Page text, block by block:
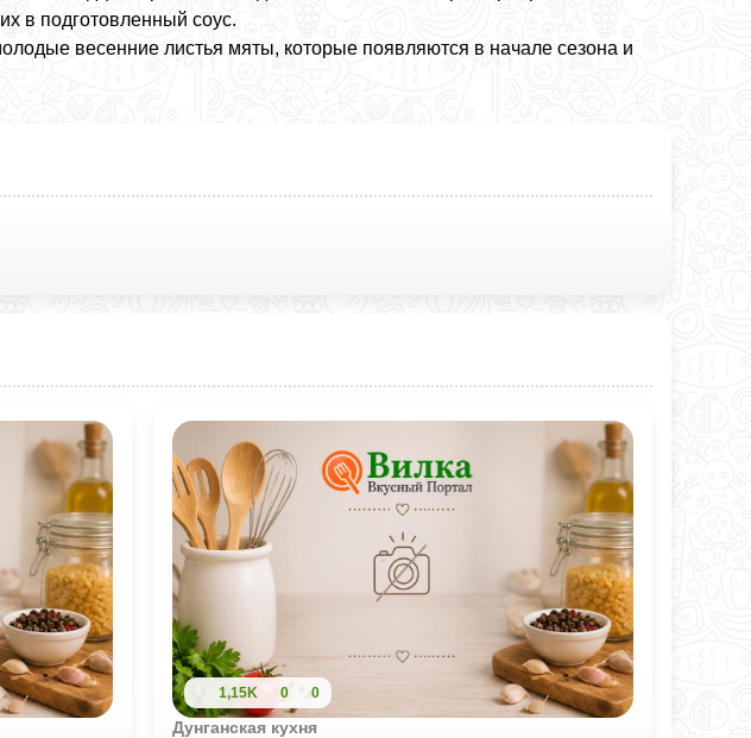
в подготовленный соус.
весенние листья мяты, которые появляются в начале сезона и
1,15K 0 0
Дунганская кухня